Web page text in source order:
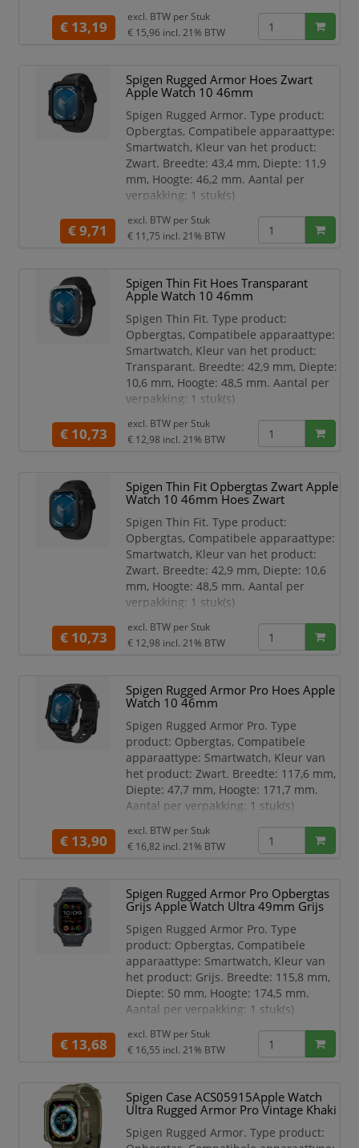
Compatibele apparaattype
Smartwatch
Merkcompatibiliteit Apple
Materiaal Thermoplastic
polyurethaan (TPU)
Veiligheidsfunties
Schokbestendig
Kleurnaam Dune B
€ 13,19
excl. BTW per Stuk
€ 15,96 incl. 21% BTW
Spigen Rugged Armor Hoes Zwart
Apple Watch 10 46mm
Spigen Rugged Armor. Type product:
Opbergtas, Compatibele apparaattype:
Smartwatch, Kleur van het product:
Zwart. Breedte: 43,4 mm, Diepte: 11,9
mm, Hoogte: 46,2 mm. Aantal per
verpakking: 1 stuk(s)
Compatibele apparaattype
Smartwatch
Merkcompatibiliteit Apple
Materiaal Thermoplastic
polyurethaan (TPU)
Veiligheidsfunties Krasbestendig,
Schokbestendig
Kleurna
€ 9,71
excl. BTW per Stuk
€ 11,75 incl. 21% BTW
Spigen Thin Fit Hoes Transparant
Apple Watch 10 46mm
Spigen Thin Fit. Type product:
Opbergtas, Compatibele apparaattype:
Smartwatch, Kleur van het product:
Transparant. Breedte: 42,9 mm, Diepte:
10,6 mm, Hoogte: 48,5 mm. Aantal per
verpakking: 1 stuk(s)
Compatibele apparaattype
Smartwatch
Transparant
Merkcompatibiliteit Apple
Materiaal Polycarbonaat (PC)
Veiligheidsfunties Krasbestendig
Type schermbeschermer Doorzic
€ 10,73
excl. BTW per Stuk
€ 12,98 incl. 21% BTW
Spigen Thin Fit Opbergtas Zwart Apple
Watch 10 46mm Hoes Zwart
Spigen Thin Fit. Type product:
Opbergtas, Compatibele apparaattype:
Smartwatch, Kleur van het product:
Zwart. Breedte: 42,9 mm, Diepte: 10,6
mm, Hoogte: 48,5 mm. Aantal per
verpakking: 1 stuk(s)
Compatibele apparaattype
Smartwatch
Merkcompatibiliteit Apple
Materiaal Polycarbonaat (PC)
Veiligheidsfunties Krasbestendig
Compatibiliteit Apple Watch 10
(46mm)
€ 10,73
excl. BTW per Stuk
€ 12,98 incl. 21% BTW
Spigen Rugged Armor Pro Hoes Apple
Watch 10 46mm
Spigen Rugged Armor Pro. Type
product: Opbergtas, Compatibele
apparaattype: Smartwatch, Kleur van
het product: Zwart. Breedte: 117,6 mm,
Diepte: 47,7 mm, Hoogte: 171,7 mm.
Aantal per verpakking: 1 stuk(s)
Compatibele apparaattype
Smartwatch
Merkcompatibiliteit Apple
Materiaal Thermoplastic
polyurethaan (TPU)
Veiligheidsfunties
Schokbestendig
Kleurnaam Matte
€ 13,90
excl. BTW per Stuk
€ 16,82 incl. 21% BTW
Spigen Rugged Armor Pro Opbergtas
Grijs Apple Watch Ultra 49mm Grijs
Spigen Rugged Armor Pro. Type
product: Opbergtas, Compatibele
apparaattype: Smartwatch, Kleur van
het product: Grijs. Breedte: 115,8 mm,
Diepte: 50 mm, Hoogte: 174,5 mm.
Aantal per verpakking: 1 stuk(s)
Compatibele apparaattype
Smartwatch
Merkcompatibiliteit Apple
Materiaal Thermoplastic
polyurethaan (TPU)
€ 13,68
excl. BTW per Stuk
€ 16,55 incl. 21% BTW
Spigen Case ACS05915Apple Watch
Ultra Rugged Armor Pro Vintage Khaki
Spigen Rugged Armor. Type product: